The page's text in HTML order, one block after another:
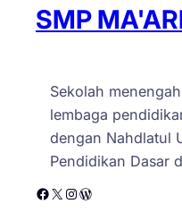
SMP
Sekolah
lembaga
dengan Nahdlatul
Pendidikan Dasar
Facebook X Instagram WordPress